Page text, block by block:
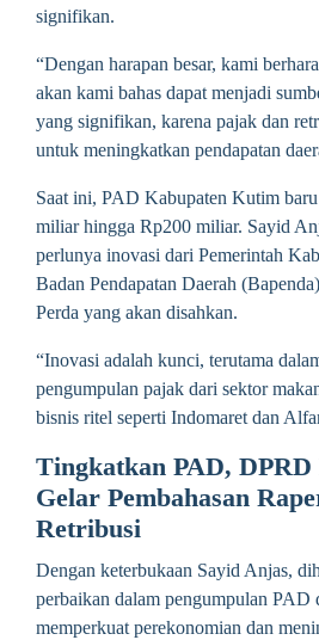
signifikan.
“Dengan harapan besar, kami
akan kami bahas dapat menjadi
yang signifikan, karena pajak dan
untuk meningkatkan pendapatan
Saat ini, PAD Kabupaten Kutim
miliar hingga Rp200 miliar. Sayid
perlunya inovasi dari Pemerintah
Badan Pendapatan Daerah
Perda yang akan disahkan.
“Inovasi adalah kunci, terutama
pengumpulan pajak dari sektor
bisnis ritel seperti Indomaret dan
Tingkatkan PAD,
Gelar Pembahasan
Retribusi
Dengan keterbukaan Sayid Anjas,
perbaikan dalam pengumpulan PAD
memperkuat perekonomian dan